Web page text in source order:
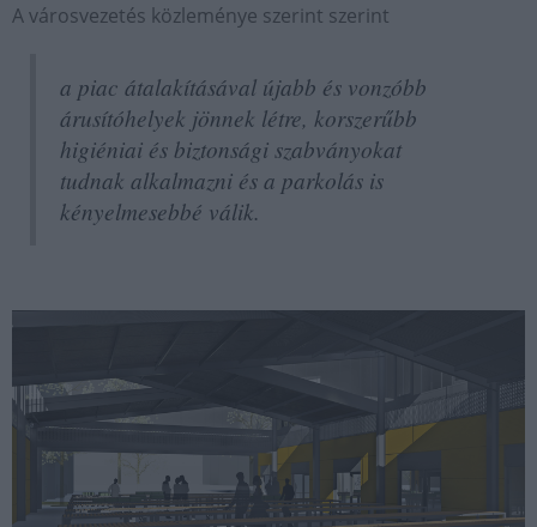
A városvezetés közleménye szerint szerint
a piac átalakításával újabb és vonzóbb
árusítóhelyek jönnek létre, korszerűbb
higiéniai és biztonsági szabványokat
tudnak alkalmazni és a parkolás is
kényelmesebbé válik.